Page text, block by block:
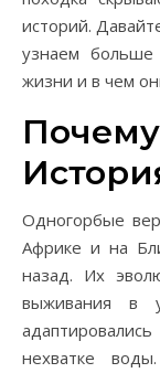
историй.
узнаем больше
жизни и в чем
Одногорбые
Африке и на
назад. Их
выживания в
нехватке